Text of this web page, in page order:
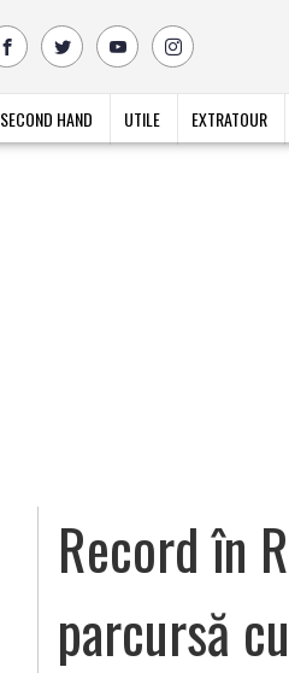
SECOND HAND UTILE EXTRATOUR
Record în
parcursă